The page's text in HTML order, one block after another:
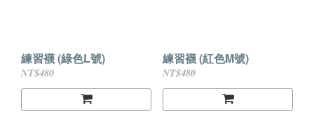
練習襪 (綠色L號)
NT$480
練習襪 (紅色M號)
NT$480